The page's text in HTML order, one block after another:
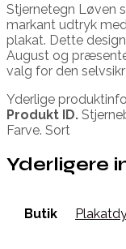
Stjernetegn Løven
markant udtryk
plakat. Dette
August og
valg for den selvsikr
Yderlige
Produkt ID.
Farve. Sort
Yderligere
Butik